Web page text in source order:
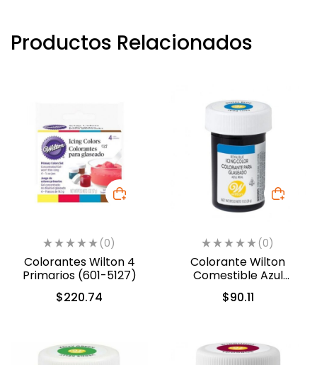
Productos Relacionados
(0)
Colorantes Wilton 4
Primarios (601-5127)
$220.74
(0)
Colorante Wilton
Comestible Azul
Real/Royal Blue 28.3gr.
(04-0-0035)
$90.11